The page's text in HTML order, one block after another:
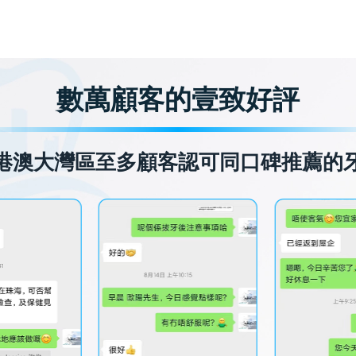
數萬顧客的壹致好評
澳大灣區至多顧客認可同口碑推薦的